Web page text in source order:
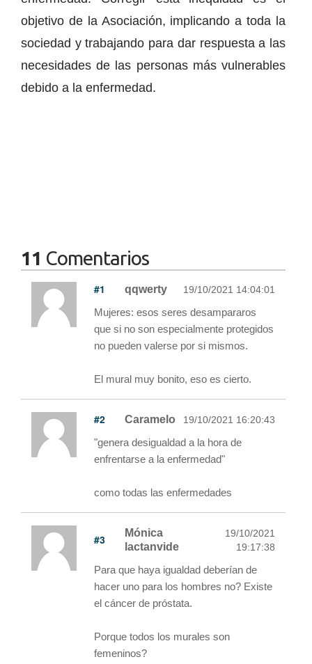
objetivo de la Asociación, implicando a toda la
sociedad y trabajando para dar respuesta a las
necesidades de las personas más vulnerables
debido a la enfermedad.
11 Comentarios
#1 qqwerty 19/10/2021 14:04:01
Mujeres: esos seres desampararos
que si no son especialmente protegidos
no pueden valerse por si mismos.
El mural muy bonito, eso es cierto.
#2 Caramelo 19/10/2021 16:20:43
"genera desigualdad a la hora de
enfrentarse a la enfermedad"
como todas las enfermedades
#3
Mónica
lactanvide
19/10/2021
19:17:38
Para que haya igualdad deberían de
hacer uno para los hombres no? Existe
el cáncer de próstata.
Porque todos los murales son
femeninos?